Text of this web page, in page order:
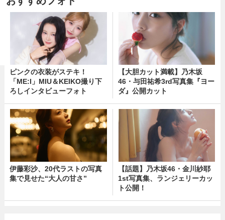
ピンクの衣装がステキ！
「ME:I」MIU＆KEIKO撮り下
ろしインタビューフォト
【大胆カット満載】乃木坂
46・与田祐希3rd写真集『ヨー
ダ』公開カット
伊藤彩沙、20代ラストの写真
集で見せた“大人の甘さ”
【話題】乃木坂46・金川紗耶
1st写真集、ランジェリーカッ
ト公開！